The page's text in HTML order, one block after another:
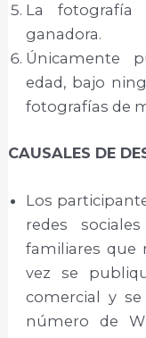
La fotografía
ganadora.
Únicamente
edad, bajo
fotografías de
CAUSALES DE
Los
redes
familiares que
vez se
comercial y
número de